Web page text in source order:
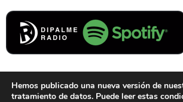
Hemos publicado una nueva versión de
tratamiento de datos. Puede leer estas